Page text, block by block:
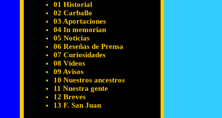
01 Historial
02 Carballo
03 Aportaciones
04 In memorian
05 Noticias
06 Reseñas de Prensa
07 Curiosidades
08 Vídeos
09 Avisos
10 Nuestros ancestros
11 Nuestra gente
12 Breves
13 F. San Juan